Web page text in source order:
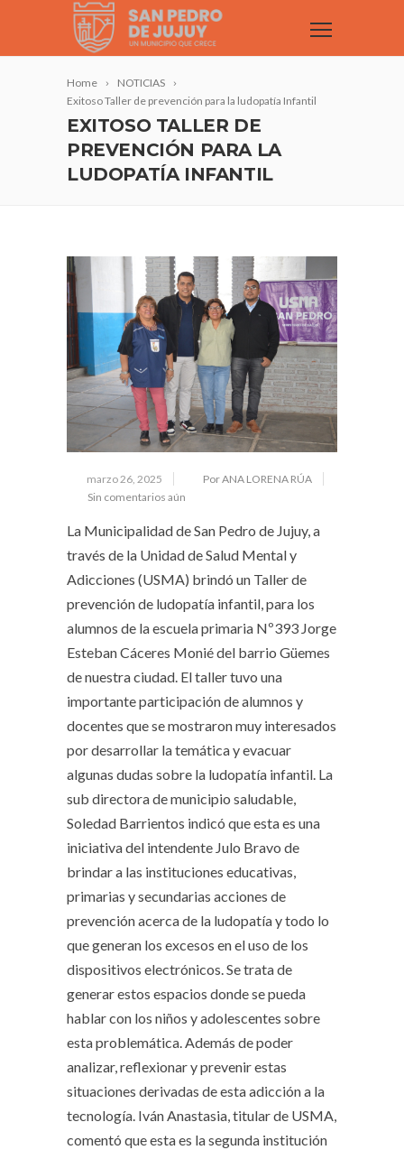
Home
NOTICIAS
Exitoso Taller de prevención para la ludopatía Infantil
EXITOSO TALLER DE
PREVENCIÓN PARA LA
LUDOPATÍA INFANTIL
marzo 26, 2025
Por ANA LORENA RÚA
Sin comentarios aún
La Municipalidad de San Pedro de Jujuy, a
través de la Unidad de Salud Mental y
Adicciones (USMA) brindó un Taller de
prevención de ludopatía infantil, para los
alumnos de la escuela primaria Nº393 Jorge
Esteban Cáceres Monié del barrio Güemes
de nuestra ciudad. El taller tuvo una
importante participación de alumnos y
docentes que se mostraron muy interesados
por desarrollar la temática y evacuar
algunas dudas sobre la ludopatía infantil. La
sub directora de municipio saludable,
Soledad Barrientos indicó que esta es una
iniciativa del intendente Julo Bravo de
brindar a las instituciones educativas,
primarias y secundarias acciones de
prevención acerca de la ludopatía y todo lo
que generan los excesos en el uso de los
dispositivos electrónicos. Se trata de
generar estos espacios donde se pueda
hablar con los niños y adolescentes sobre
esta problemática. Además de poder
analizar, reflexionar y prevenir estas
situaciones derivadas de esta adicción a la
tecnología. Iván Anastasia, titular de USMA,
comentó que esta es la segunda institución